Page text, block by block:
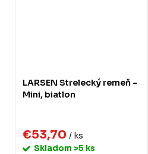
LARSEN Strelecký remeň -
Mini, biatlon
€53,70 / ks
Skladom >5 ks